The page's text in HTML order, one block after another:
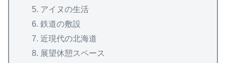
アイヌの生活
鉄道の敷設
近現代の北海道
展望休憩スペース